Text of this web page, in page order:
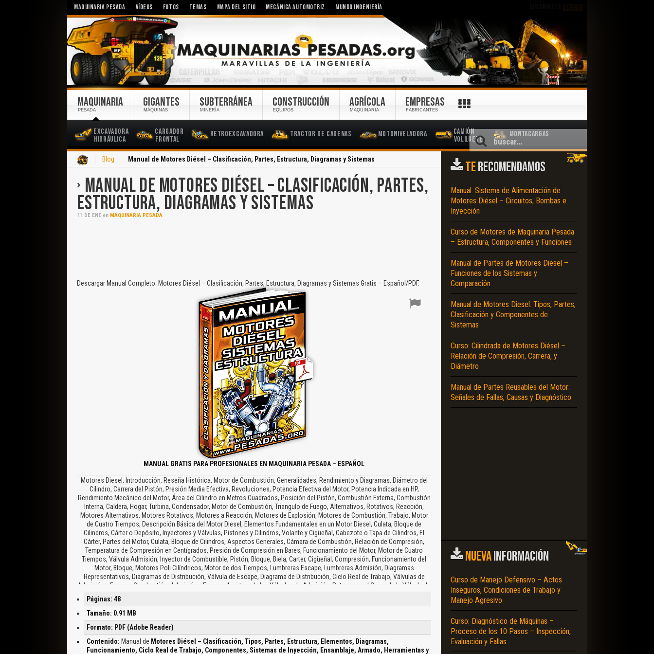
MAQUINARIA PESADA VÍDEOS FOTOS TEMAS MAPA DEL SITIO MECÁNICA AUTOMOTRIZ MUNDO INGENIERÍA
MAQUINARIA
PESADA
Excavadora
Hidráulica
Cargador
Frontal
Retroexcavadora Tractor de Cadenas Motoniveladora
Camión
Volquete
Montacargas
GIGANTES
MÁQUINAS
SUBTERRÁNEA
MINERÍA
CONSTRUCCIÓN
EQUIPOS
AGRÍCOLA
MAQUINARIA
EMPRESAS
FABRICANTES
Blog Manual de Motores Diésel – Clasificación, Partes, Estructura, Diagramas y Sistemas
MANUAL DE MOTORES DIÉSEL – CLASIFICACIÓN, PARTES,
ESTRUCTURA, DIAGRAMAS Y SISTEMAS
11 DE ENE en MAQUINARIA PESADA
Descargar Manual Completo: Motores Diésel – Clasificación, Partes, Estructura, Diagramas y Sistemas Gratis – Español/PDF.
MANUAL GRATIS PARA PROFESIONALES EN MAQUINARIA PESADA – ESPAÑOL
Motores Diesel, Introducción, Reseña Histórica, Motor de Combustión, Generalidades, Rendimiento y Diagramas, Diámetro del
Cilindro, Carrera del Pistón, Presión Media Efectiva, Revoluciones, Potencia Efectiva del Motor, Potencia Indicada en HP,
Rendimiento Mecánico del Motor, Área del Cilindro en Metros Cuadrados, Posición del Pistón, Combustión Externa, Combustión
Interna, Caldera, Hogar, Turbina, Condensador, Motor de Combustión, Triangulo de Fuego, Alternativos, Rotativos, Reacción,
Motores Alternativos, Motores Rotativos, Motores a Reacción, Motores de Explosión, Motores de Combustión, Trabajo, Motor
de Cuatro Tiempos, Descripción Básica del Motor Diesel, Elementos Fundamentales en un Motor Diesel, Culata, Bloque de
Cilindros, Cárter o Depósito, Inyectores y Válvulas, Pistones y Cilindros, Volante y Cigüeñal, Cabezote o Tapa de Cilindros, El
Cárter, Partes del Motor, Culata, Bloque de Cilindros, Aspectos Generales, Cámara de Combustión, Relación de Compresión,
Temperatura de Compresión en Centígrados, Presión de Compresión en Bares, Funcionamiento del Motor, Motor de Cuatro
Tiempos, Válvula Admisión, Inyector de Combustible, Pistón, Bloque, Biela, Carter, Cigüeñal, Compresión, Funcionamiento del
Motor, Bloque, Motores Poli Cilíndricos, Motor de dos Tiempos, Lumbreras Escape, Lumbreras Admisión, Diagramas
Representativos, Diagramas de Distribución, Válvula de Escape, Diagrama de Distribución, Ciclo Real de Trabajo, Válvulas de
Admisión y Escape, Combustión, Admisión y Escape, Apertura de las Válvulas de Admisión, Retraso en el Cierre de la Válvula de
Admisión, Adelanto de la Inyección, Adelanto de la Apertura de la Válvula de Escape, Retraso en el Cierre de la Válvula de
Escape, Motor Diesel, Motor Sobrealimentado, Otras Consideraciones para el Motor de dos Tiempos, Inyector, Lumbreras, Los
Gases, Compresor Mecánico, Escape de Gases, Admisión de Aire, Motor Semi-Diesel, Inyector, Motor Wankel, El Rotor, Ventajas,
Desventajas, Equipos Complementarios, Termostato, Bomba de Inyección de Combustible, Presión del Combustible, Lo
Dosifica, Velocidad de Giro, La Bomba Rotativa, La Bomba Individual, El Inyector Bomba, Inyector de Combustible, Sistemas de
Arranque, Arranque con Motor Eléctrico, Arranque con Motor Neumático, Arranque con Motor Hidráulico, Sistema de Arranque
Neumático, Botella de Almacenamiento, Sistema de Lubricación a Presión, Sistema de Cárter Seco, Bomba de Lubricación,
Páginas: 48
Tamaño: 0.91 MB
Formato: PDF (Adobe Reader)
Contenido: Manual de Motores Diésel – Clasificación, Tipos, Partes, Estructura, Elementos, Diagramas,
Funcionamiento, Ciclo Real de Trabajo, Componentes, Sistemas de Inyección, Ensamblaje, Armado, Herramientas y
TERECOMENDAMOS
Manual: Sistema de Alimentación de
Motores Diésel – Circuitos, Bombas e
Inyección
Curso de Motores de Maquinaria Pesada
– Estructura, Componentes y Funciones
Manual de Partes de Motores Diesel –
Funciones de los Sistemas y
Comparación
Manual de Motores Diesel: Tipos, Partes,
Clasificación y Componentes de
Sistemas
Curso: Cilindrada de Motores Diésel –
Relación de Compresión, Carrera, y
Diámetro
Manual de Partes Reusables del Motor:
Señales de Fallas, Causas y Diagnóstico
NUEVAINFORMACIÓN
Curso de Manejo Defensivo – Actos
Inseguros, Condiciones de Trabajo y
Manejo Agresivo
Curso: Diagnóstico de Máquinas –
Proceso de los 10 Pasos – Inspección,
Evaluación y Fallas